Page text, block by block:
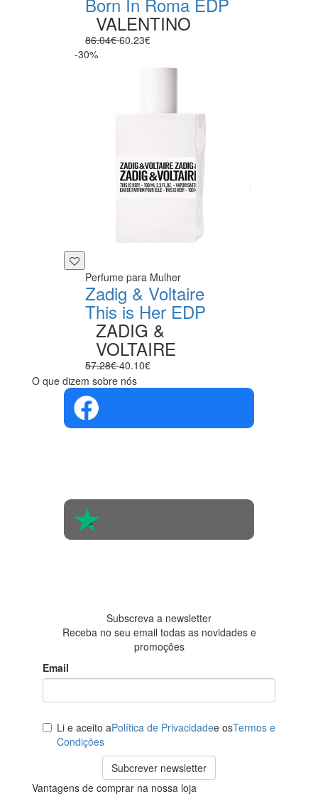
VALENTINO
86.04€60.23€
-30%
Perfume para Mulher
Zadig & Voltaire
This is Her EDP
ZADIG &
VOLTAIRE
57.28€40.10€
O que dizem sobre nós
Subscreva a newsletter
Receba no seu email todas as novidades e
promoções
Email
Li e aceito aPolítica de Privacidadee osTermos e
Condições
Subcrever newsletter
Vantagens de comprar na nossa loja